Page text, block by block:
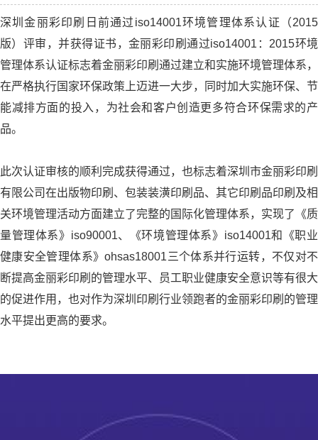
深圳金丽彩印刷日前通过iso14001环境管理体系认证（2015
版）评审，并获得证书，金丽彩印刷通过iso14001：2015环境
管理体系认证标志着金丽彩印刷通过建立和实施环境管理体系，
在严格执行国家环保政策上迈进一大步，同时加大实施环保、节
能减排方面的投入，为社会和客户创造更多符合环保需求的产
品。
此次认证审核的顺利完成获得通过，也标志着深圳市金丽彩印刷
有限公司在出版物印刷、包装装潢印刷品、其它印刷品印刷及相
关环境管理活动方面建立了完整的国际化管理体系，实现了《质
量管理体系》iso90001、《环境管理体系》iso14001和《职业
健康安全管理体系》ohsas18001三个体系并行运转，不仅对不
断提高金丽彩印刷的管理水平、员工职业健康安全意识等有很大
的促进作用， 也对作为深圳印刷行业领跑者的金丽彩印刷的管理
水平提出更高的要求。